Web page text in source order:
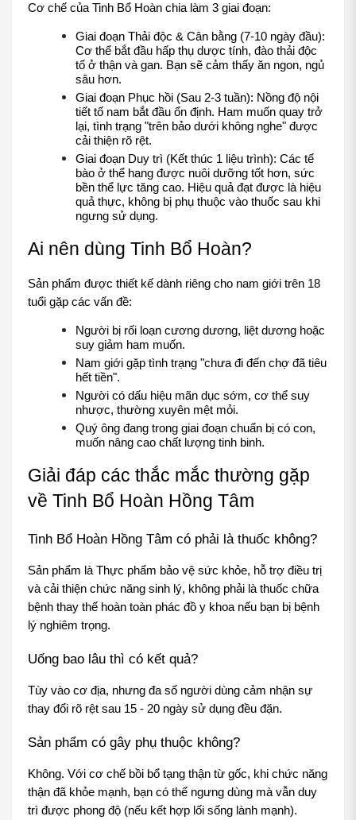
Cơ chế của Tinh Bổ Hoàn chia làm 3 giai đoạn:
Giai đoạn Thải độc & Cân bằng (7-10 ngày đầu):
Cơ thể bắt đầu hấp thụ dược tính, đào thải độc
tố ở thận và gan. Bạn sẽ cảm thấy ăn ngon, ngủ
sâu hơn.
Giai đoạn Phục hồi (Sau 2-3 tuần): Nồng độ nội
tiết tố nam bắt đầu ổn định. Ham muốn quay trở
lại, tình trạng "trên bảo dưới không nghe" được
cải thiện rõ rệt.
Giai đoạn Duy trì (Kết thúc 1 liệu trình): Các tế
bào ở thể hang được nuôi dưỡng tốt hơn, sức
bền thể lực tăng cao. Hiệu quả đạt được là hiệu
quả thực, không bị phụ thuộc vào thuốc sau khi
ngưng sử dụng.
Ai nên dùng Tinh Bổ Hoàn?
Sản phẩm được thiết kế dành riêng cho nam giới trên 18
tuổi gặp các vấn đề:
Người bị rối loạn cương dương, liệt dương hoặc
suy giảm ham muốn.
Nam giới gặp tình trạng "chưa đi đến chợ đã tiêu
hết tiền".
Người có dấu hiệu mãn dục sớm, cơ thể suy
nhược, thường xuyên mệt mỏi.
Quý ông đang trong giai đoạn chuẩn bị có con,
muốn nâng cao chất lượng tinh binh.
Giải đáp các thắc mắc thường gặp
về Tinh Bổ Hoàn Hồng Tâm
Tinh Bổ Hoàn Hồng Tâm có phải là thuốc không?
Sản phẩm là Thực phẩm bảo vệ sức khỏe, hỗ trợ điều trị
và cải thiện chức năng sinh lý, không phải là thuốc chữa
bệnh thay thế hoàn toàn phác đồ y khoa nếu bạn bị bệnh
lý nghiêm trọng.
Uống bao lâu thì có kết quả?
Tùy vào cơ địa, nhưng đa số người dùng cảm nhận sự
thay đổi rõ rệt sau 15 - 20 ngày sử dụng đều đặn.
Sản phẩm có gây phụ thuộc không?
Không. Với cơ chế bồi bổ tạng thận từ gốc, khi chức năng
thận đã khỏe mạnh, bạn có thể ngưng dùng mà vẫn duy
trì được phong độ (nếu kết hợp lối sống lành mạnh).